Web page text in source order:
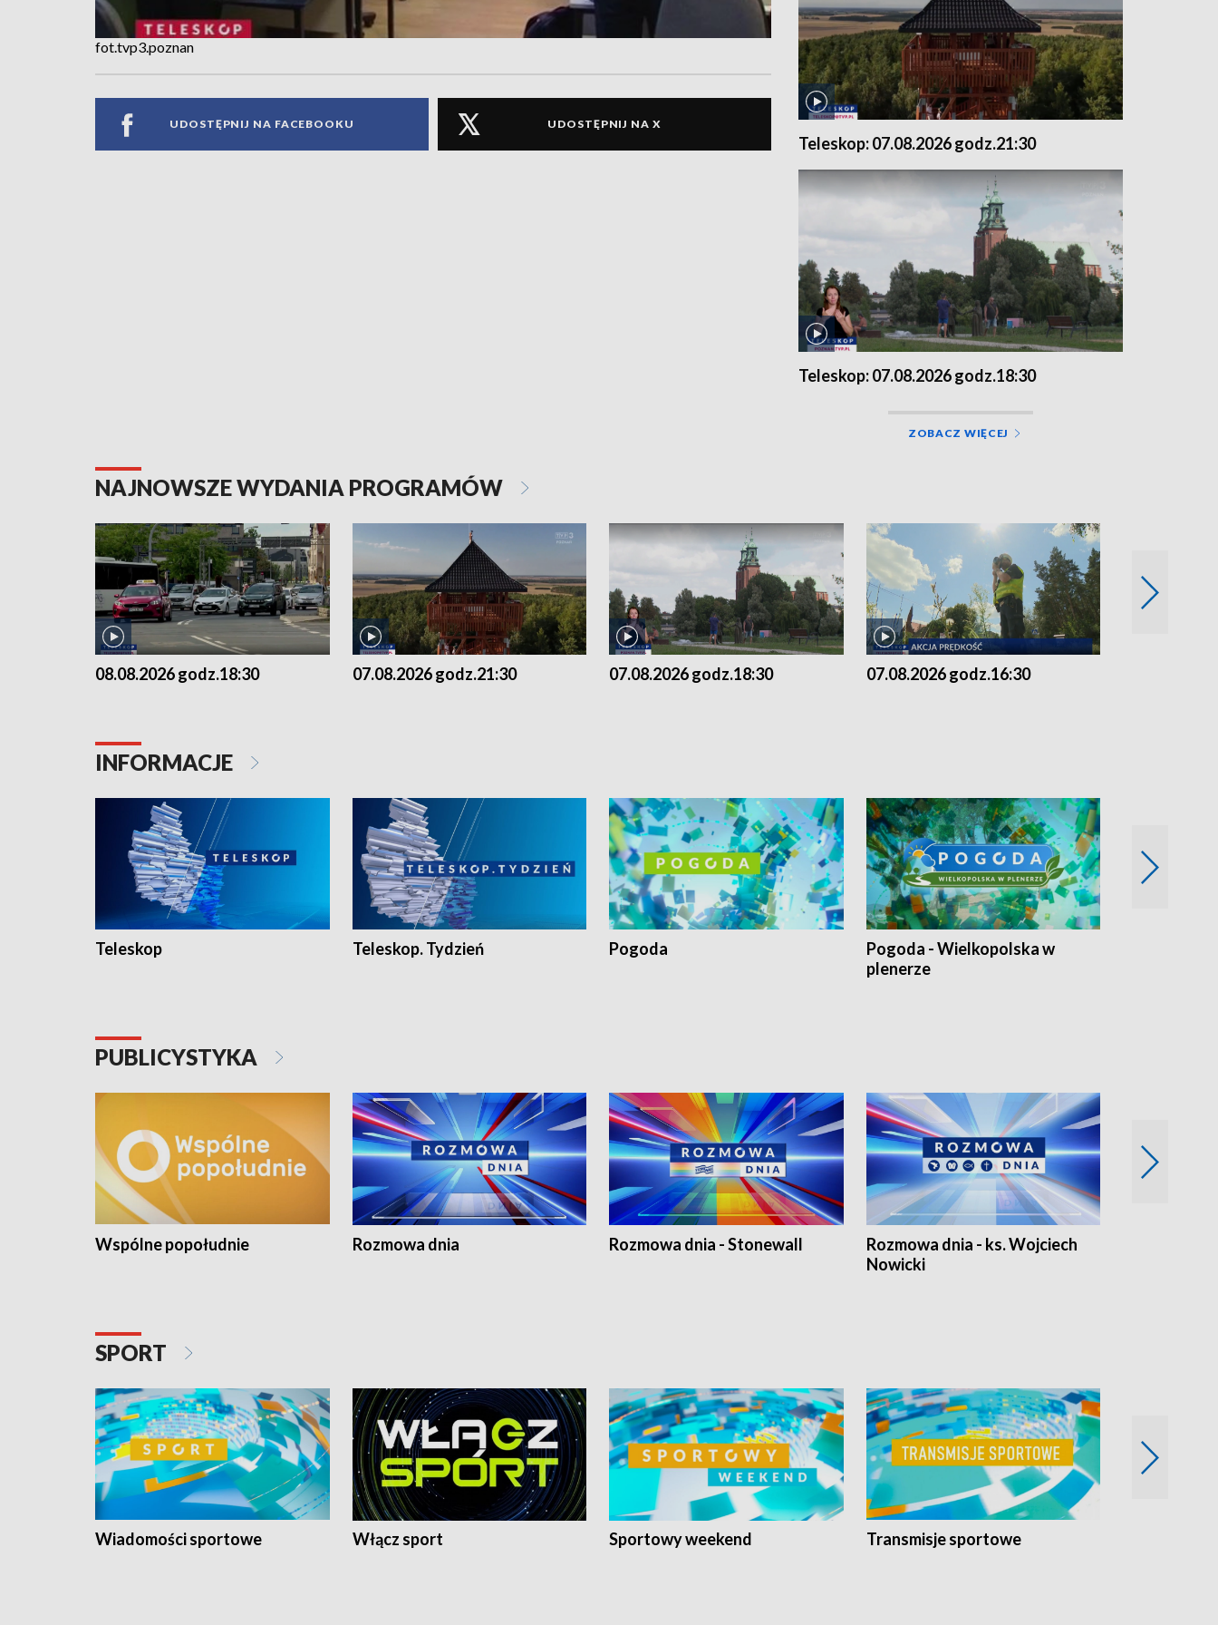
fot.tvp3.poznan
UDOSTĘPNIJ NA FACEBOOKU UDOSTĘPNIJ NA X
Teleskop: 07.08.2026 godz.21:30
Teleskop: 07.08.2026 godz.18:30
ZOBACZ WIĘCEJ
NAJNOWSZE WYDANIA PROGRAMÓW
08.08.2026 godz.18:30 07.08.2026 godz.21:30 07.08.2026 godz.18:30 07.08.2026 godz.16:30
INFORMACJE
Teleskop Teleskop. Tydzień Pogoda
Pogoda - Wielkopolska w
plenerze
PUBLICYSTYKA
Wspólne popołudnie Rozmowa dnia Rozmowa dnia - Stonewall
Rozmowa dnia - ks. Wojciech
Nowicki
SPORT
Wiadomości sportowe Włącz sport Sportowy weekend Transmisje sportowe